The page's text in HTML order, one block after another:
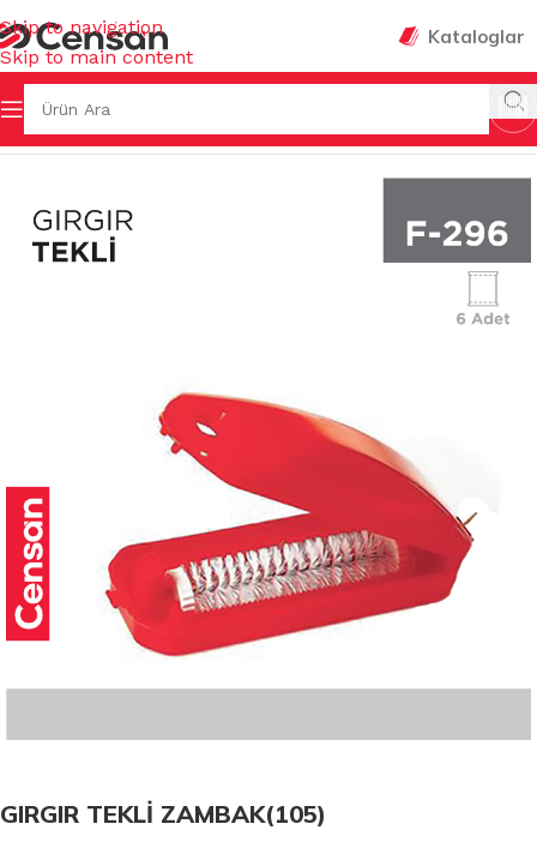
Skip to navigation
Skip to main content
Kataloglar
Ana Sayfa TEMİZLİK FIRÇALARI & GIRGIRLAR
GIRGIR TEKLİ ZAMBAK(105)